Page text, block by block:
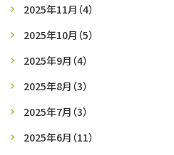
2025年11月 （4）
2025年10月 （5）
2025年9月 （4）
2025年8月 （3）
2025年7月 （3）
2025年6月 （11）